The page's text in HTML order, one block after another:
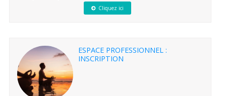
Cliquez ici
ESPACE PROFESSIONNEL :
INSCRIPTION